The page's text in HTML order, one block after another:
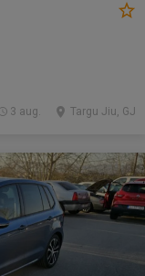
Targu Jiu, GJ
3 aug.